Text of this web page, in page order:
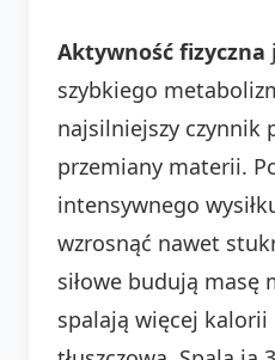
Aktywność fizyczna
szybkiego
najsilniejszy czynnik
przemiany materii.
intensywnego
wzrosnąć nawet
siłowe budują masę
spalają więcej kalorii